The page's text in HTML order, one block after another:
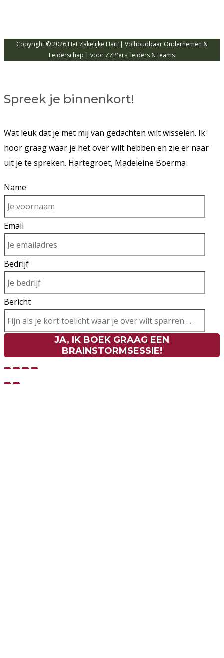
Copyright © 2026 Het Zakelijke Hart | Volhoudbaar Ondernemen &
Leiderschap | voor ZZP'ers, leiders & teams
Spreek je binnenkort!
Wat leuk dat je met mij van gedachten wilt wisselen. Ik
hoor graag waar je het over wilt hebben en zie er naar
uit je te spreken. Hartegroet, Madeleine Boerma
Name
Email
Bedrijf
Bericht
JA, IK BOEK GRAAG EEN
BRAINSTORMSESSIE!